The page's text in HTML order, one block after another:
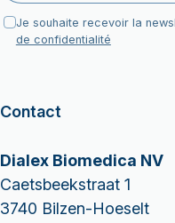
Je souhaite recevoir la
de confidentialité
Contact
Dialex Biomedica NV
Caetsbeekstraat 1
3740 Bilzen-Hoeselt